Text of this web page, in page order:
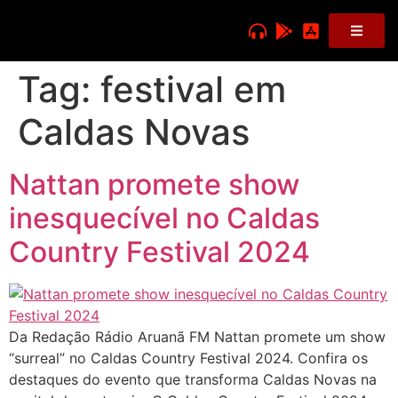
Tag: festival em
Caldas Novas
Nattan promete show
inesquecível no Caldas
Country Festival 2024
Da Redação Rádio Aruanã FM Nattan promete um show
“surreal” no Caldas Country Festival 2024. Confira os
destaques do evento que transforma Caldas Novas na